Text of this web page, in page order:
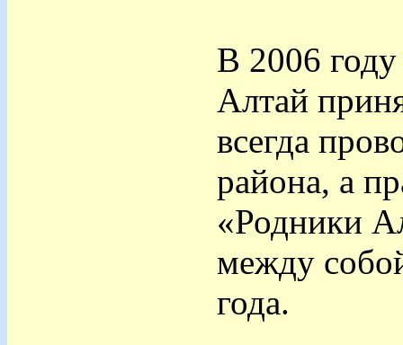
В 2006
Алтай
всегда
района, а
«Родники
между
года.